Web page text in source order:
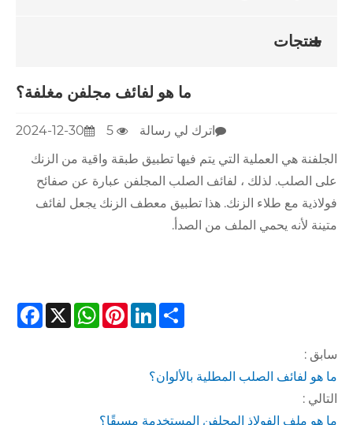
منتجات
ما هو لفائف مجلفن مغلفة؟
2024-12-30
اترك لي رسالة
الجلفنة هي العملية التي يتم فيها تطبيق طبقة واقية من الزنك
على الصلب. لذلك ، لفائف الصلب المجلفن عبارة عن صفائح
فولاذية مع طلاء الزنك. هذا تطبيق معطف الزنك يجعل لفائف
متينة لأنه يحمي الملف من الصدأ.
X
WhatsAppPinterestLinkedInShare
سابق :
ما هو لفائف الصلب المطلية بالألوان؟
التالي :
ما هو ملف الفولاذ المجلفن المستخدمة مسبقًا؟